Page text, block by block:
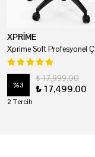
XPRİME
%3
₺ 17,999.00
₺ 17,499.00
2 Tercih